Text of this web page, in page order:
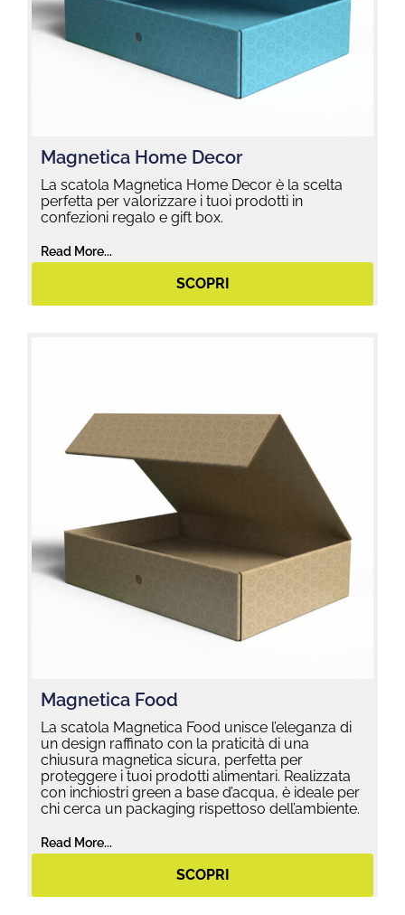
Magnetica Home Decor
La scatola Magnetica Home Decor è la scelta
perfetta per valorizzare i tuoi prodotti in
confezioni regalo e gift box.
Read More...
SCOPRI
Magnetica Food
La scatola Magnetica Food unisce l’eleganza di
un design raffinato con la praticità di una
chiusura magnetica sicura, perfetta per
proteggere i tuoi prodotti alimentari. Realizzata
con inchiostri green a base d’acqua, è ideale per
chi cerca un packaging rispettoso dell’ambiente.
Read More...
SCOPRI